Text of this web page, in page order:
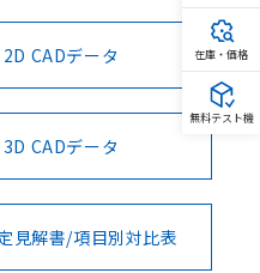
2D CADデータ
3D CADデータ
見解書/項目別対比表
在庫・価格
無料テスト機